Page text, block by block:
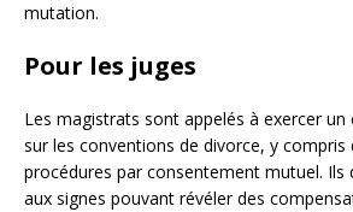
mutation.
Pour les juges
Les magistrats sont appelés à exercer
sur les conventions de divorce, y compris
procédures par consentement mutuel.
aux signes pouvant révéler des